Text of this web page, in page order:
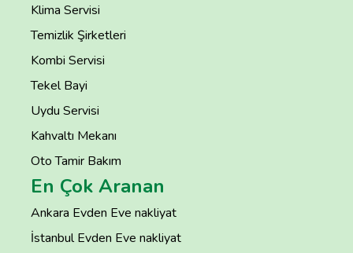
Klima Servisi
Temizlik Şirketleri
Kombi Servisi
Tekel Bayi
Uydu Servisi
Kahvaltı Mekanı
Oto Tamir Bakım
En Çok Aranan
Ankara Evden Eve nakliyat
İstanbul Evden Eve nakliyat